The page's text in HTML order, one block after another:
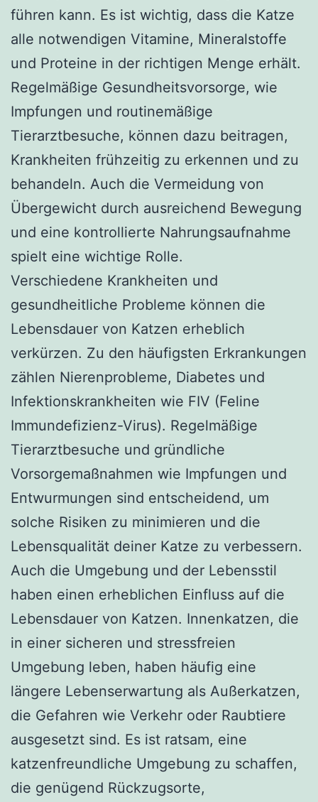
führen kann. Es ist wichtig, dass die Katze
alle notwendigen Vitamine, Mineralstoffe
und Proteine in der richtigen Menge erhält.
Regelmäßige Gesundheitsvorsorge, wie
Impfungen und routinemäßige
Tierarztbesuche, können dazu beitragen,
Krankheiten frühzeitig zu erkennen und zu
behandeln. Auch die Vermeidung von
Übergewicht durch ausreichend Bewegung
und eine kontrollierte Nahrungsaufnahme
spielt eine wichtige Rolle.
Verschiedene Krankheiten und
gesundheitliche Probleme können die
Lebensdauer von Katzen erheblich
verkürzen. Zu den häufigsten Erkrankungen
zählen Nierenprobleme, Diabetes und
Infektionskrankheiten wie FIV (Feline
Immundefizienz-Virus). Regelmäßige
Tierarztbesuche und gründliche
Vorsorgemaßnahmen wie Impfungen und
Entwurmungen sind entscheidend, um
solche Risiken zu minimieren und die
Lebensqualität deiner Katze zu verbessern.
Auch die Umgebung und der Lebensstil
haben einen erheblichen Einfluss auf die
Lebensdauer von Katzen. Innenkatzen, die
in einer sicheren und stressfreien
Umgebung leben, haben häufig eine
längere Lebenserwartung als Außerkatzen,
die Gefahren wie Verkehr oder Raubtiere
ausgesetzt sind. Es ist ratsam, eine
katzenfreundliche Umgebung zu schaffen,
die genügend Rückzugsorte,